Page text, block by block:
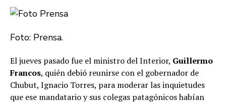
Foto: Prensa.
El jueves pasado fue el ministro del Interior, Guillermo
Francos, quién debió reunirse con el gobernador de
Chubut, Ignacio Torres, para moderar las inquietudes
que ese mandatario y sus colegas patagónicos habían